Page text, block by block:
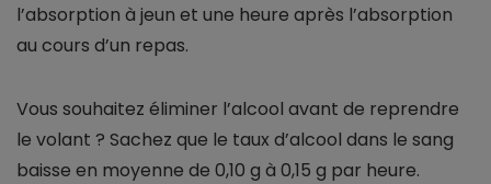
l’absorption à jeun et une heure après l’absorption
au cours d’un repas.
Vous souhaitez éliminer l’alcool avant de reprendre
le volant ? Sachez que le taux d’alcool dans le sang
baisse en moyenne de 0,10 g à 0,15 g par heure.